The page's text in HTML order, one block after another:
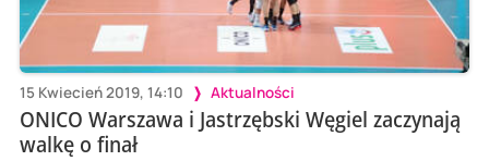
15 Kwiecień 2019, 14:10 Aktualności
ONICO Warszawa i Jastrzębski Węgiel zaczynają
walkę o finał